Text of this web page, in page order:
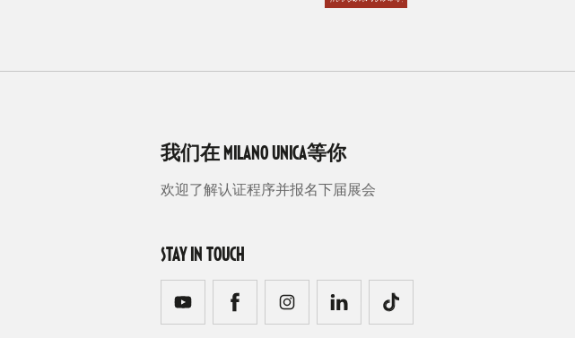
我们在 MILANO UNICA等你
欢迎了解认证程序并报名下届展会
STAY IN TOUCH